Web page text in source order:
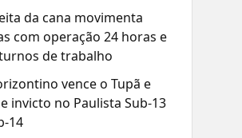
da cana movimenta
com operação 24 horas e
de trabalho
vence o Tupã e
invicto no Paulista Sub-13
14